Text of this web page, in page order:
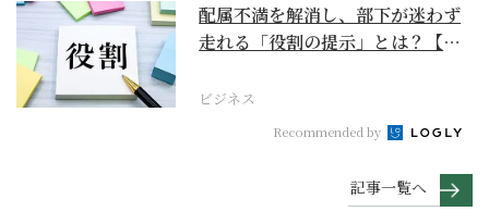
配属不満を解消し、部下が迷わず
走れる「役割の提示」とは？【ビ
ビジネス
Recommended by
記事一覧へ